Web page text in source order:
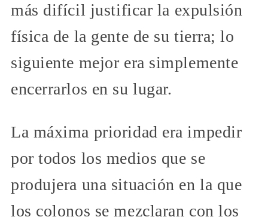
más difícil justificar la expulsión
física de la gente de su tierra; lo
siguiente mejor era simplemente
encerrarlos en su lugar.
La máxima prioridad era impedir
por todos los medios que se
produjera una situación en la que
los colonos se mezclaran con los